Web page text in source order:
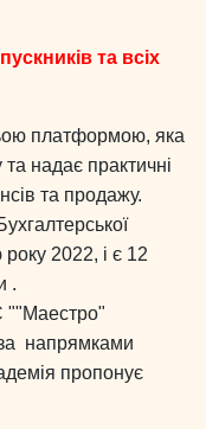
та всіх
платформою, яка
надає практичні
та продажу.
2022, і є 12
.
""Маестро"
за напрямками
пропонує